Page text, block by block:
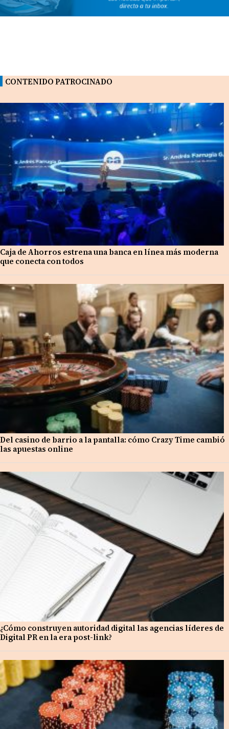
CONTENIDO PATROCINADO
Caja de Ahorros estrena una banca en línea más moderna
que conecta con todos
Del casino de barrio a la pantalla: cómo Crazy Time cambió
las apuestas online
¿Cómo construyen autoridad digital las agencias líderes de
Digital PR en la era post-link?